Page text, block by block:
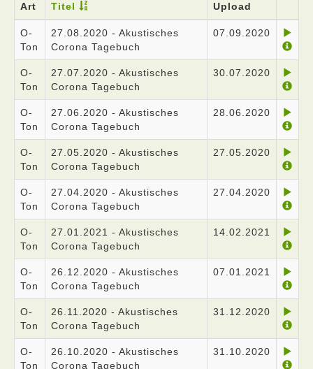
Art
Titel Upload
O-
Ton
27.08.2020 - Akustisches
Corona Tagebuch
07.09.2020
O-
Ton
27.07.2020 - Akustisches
Corona Tagebuch
30.07.2020
O-
Ton
27.06.2020 - Akustisches
Corona Tagebuch
28.06.2020
O-
Ton
27.05.2020 - Akustisches
Corona Tagebuch
27.05.2020
O-
Ton
27.04.2020 - Akustisches
Corona Tagebuch
27.04.2020
O-
Ton
27.01.2021 - Akustisches
Corona Tagebuch
14.02.2021
O-
Ton
26.12.2020 - Akustisches
Corona Tagebuch
07.01.2021
O-
Ton
26.11.2020 - Akustisches
Corona Tagebuch
31.12.2020
O-
Ton
26.10.2020 - Akustisches
Corona Tagebuch
31.10.2020